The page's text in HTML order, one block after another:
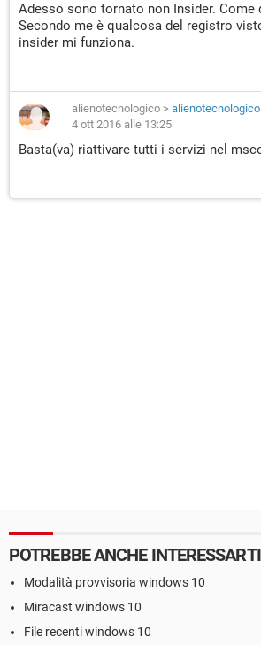
Adesso sono tornato non Insider. Come
Secondo me è qualcosa del registro
insider mi funziona.
alienotecnologico > alienotecnologico
4 ott 2016 alle 13:25
Basta(va) riattivare tutti i servizi nel
POTREBBE ANCHE INTERESSARTI
Modalità provvisoria windows 10
Miracast windows 10
File recenti windows 10